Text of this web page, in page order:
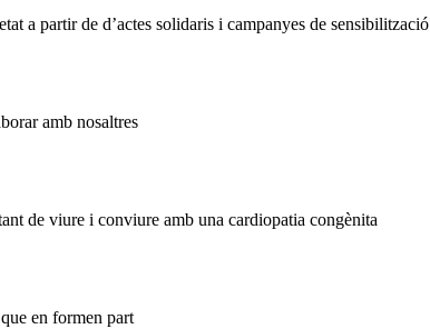
a partir de d’actes solidaris i campanyes de sensibilització
amb nosaltres
de viure i conviure amb una cardiopatia congènita
en formen part